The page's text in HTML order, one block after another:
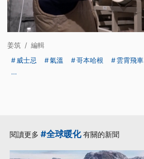
姜筑 / 編輯
威士忌
氣溫 哥本哈根
雲霄飛車
...
閱讀更多 #全球暖化有關的新聞